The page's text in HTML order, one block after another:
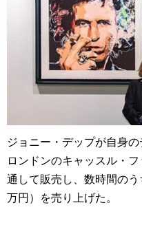
ジョニー・デップが自身
ロンドンのキャッスル・
通して販売し、数時間の
万円）を売り上げた。